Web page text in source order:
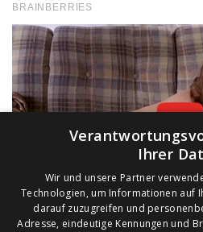
Ihrer
Wir und unsere Partner
Technologien, um Informationen auf
darauf zuzugreifen und
Adresse, eindeutige Kennungen und